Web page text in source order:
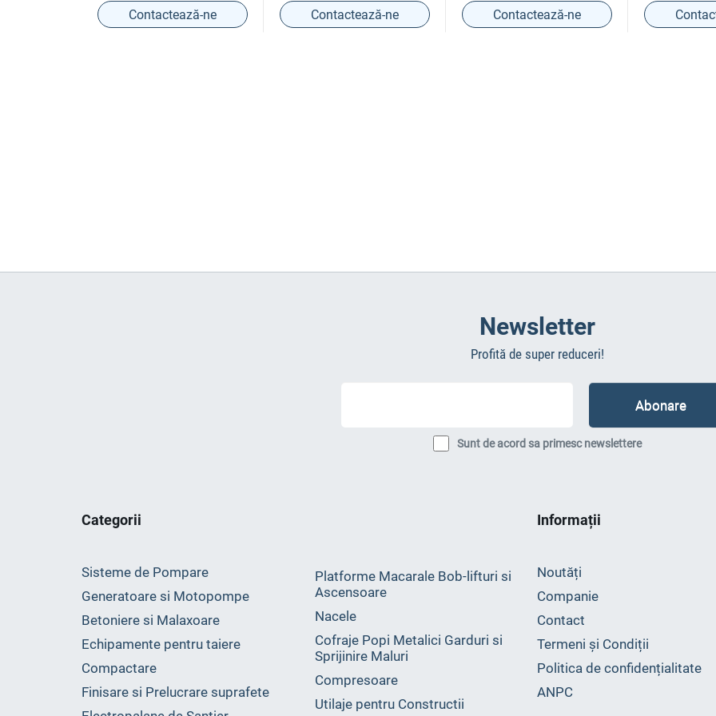
Contactează-ne Contactează-ne Contactează-ne
Newsletter
Profită de super reduceri!
Sunt de acord sa primesc newslettere
Categorii
Sisteme de Pompare
Generatoare si Motopompe
Betoniere si Malaxoare
Echipamente pentru taiere
Compactare
Finisare si Prelucrare suprafete
Platforme Macarale Bob-lifturi si
Ascensoare
Nacele
Cofraje Popi Metalici Garduri si
Sprijinire Maluri
Compresoare
Utilaje pentru Constructii
Informații
Noutăți
Companie
Contact
Termeni și Condiții
Politica de confidențialitate
ANPC